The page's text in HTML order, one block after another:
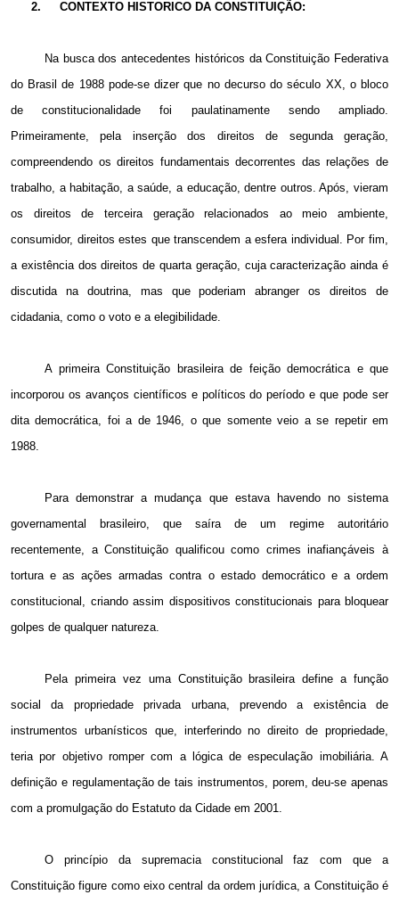
2. CONTEXTO HISTORICO DA CONSTITUIÇÃO:
Na busca dos antecedentes históricos da Constituição Federativa
do Brasil de 1988 pode-se dizer que no decurso do século XX, o bloco
de constitucionalidade foi paulatinamente sendo ampliado.
Primeiramente, pela inserção dos direitos de segunda geração,
compreendendo os direitos fundamentais decorrentes das relações de
trabalho, a habitação, a saúde, a educação, dentre outros. Após, vieram
os direitos de terceira geração relacionados ao meio ambiente,
consumidor, direitos estes que transcendem a esfera individual. Por fim,
a existência dos direitos de quarta geração, cuja caracterização ainda é
discutida na doutrina, mas que poderiam abranger os direitos de
cidadania, como o voto e a elegibilidade.
A primeira Constituição brasileira de feição democrática e que
incorporou os avanços científicos e políticos do período e que pode ser
dita democrática, foi a de 1946, o que somente veio a se repetir em
1988.
Para demonstrar a mudança que estava havendo no sistema
governamental brasileiro, que saíra de um regime autoritário
recentemente, a Constituição qualificou como crimes inafiançáveis à
tortura e as ações armadas contra o estado democrático e a ordem
constitucional, criando assim dispositivos constitucionais para bloquear
golpes de qualquer natureza.
Pela primeira vez uma Constituição brasileira define a função
social da propriedade privada urbana, prevendo a existência de
instrumentos urbanísticos que, interferindo no direito de propriedade,
teria por objetivo romper com a lógica de especulação imobiliária. A
definição e regulamentação de tais instrumentos, porem, deu-se apenas
com a promulgação do Estatuto da Cidade em 2001.
O princípio da supremacia constitucional faz com que a
Constituição figure como eixo central da ordem jurídica,a Constituição é